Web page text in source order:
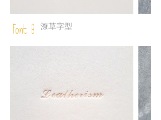
Font B 潦草字型